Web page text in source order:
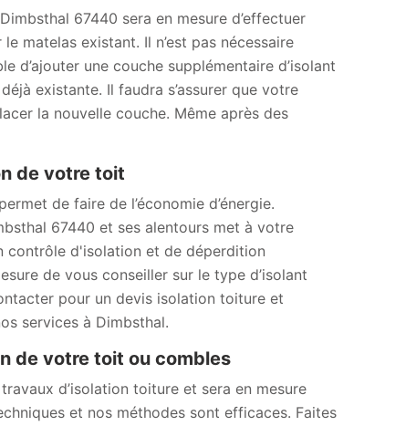
67440 sera en mesure d’effectuer
matelas existant. Il n’est pas nécessaire
d’ajouter une couche supplémentaire d’isolant
existante. Il faudra s’assurer que votre
la nouvelle couche. Même après des
de votre toit
de faire de l’économie d’énergie.
67440 et ses alentours met à votre
contrôle d'isolation et de déperdition
de vous conseiller sur le type d’isolant
pour un devis isolation toiture et
services à Dimbsthal.
de votre toit ou combles
d’isolation toiture et sera en mesure
et nos méthodes sont efficaces. Faites